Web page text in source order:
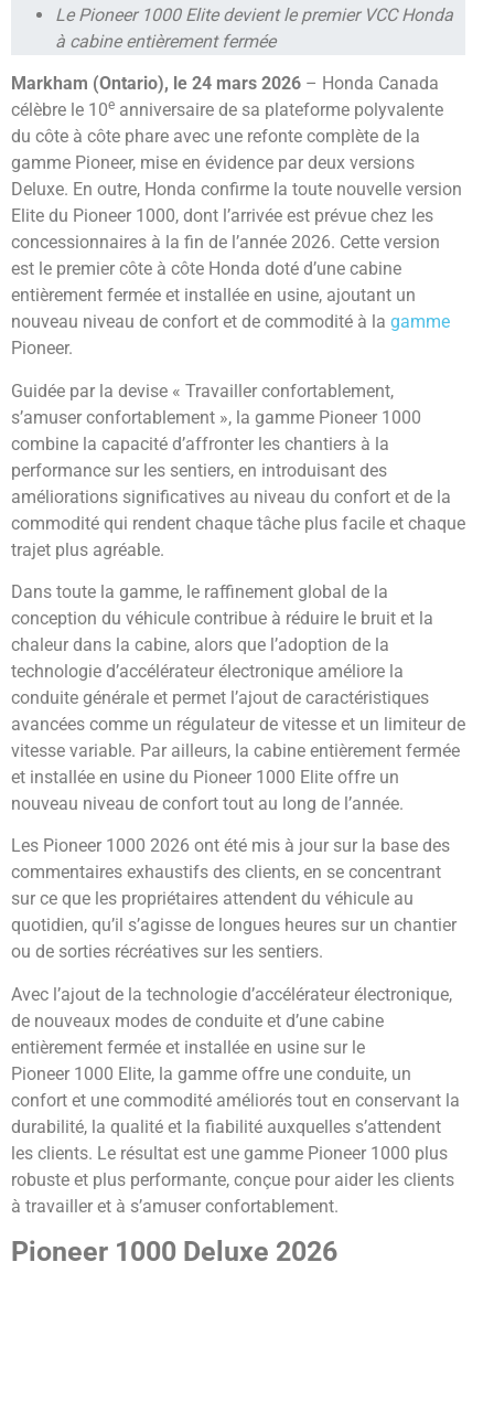
Le Pioneer 1000 Elite devient le premier VCC Honda
à cabine entièrement fermée
Markham (Ontario), le 24 mars 2026 – Honda Canada
célèbre le 10e anniversaire de sa plateforme polyvalente
du côte à côte phare avec une refonte complète de la
gamme Pioneer, mise en évidence par deux versions
Deluxe. En outre, Honda confirme la toute nouvelle version
Elite du Pioneer 1000, dont l’arrivée est prévue chez les
concessionnaires à la fin de l’année 2026. Cette version
est le premier côte à côte Honda doté d’une cabine
entièrement fermée et installée en usine, ajoutant un
nouveau niveau de confort et de commodité à la gamme
Pioneer.
Guidée par la devise « Travailler confortablement,
s’amuser confortablement », la gamme Pioneer 1000
combine la capacité d’affronter les chantiers à la
performance sur les sentiers, en introduisant des
améliorations significatives au niveau du confort et de la
commodité qui rendent chaque tâche plus facile et chaque
trajet plus agréable.
Dans toute la gamme, le raffinement global de la
conception du véhicule contribue à réduire le bruit et la
chaleur dans la cabine, alors que l’adoption de la
technologie d’accélérateur électronique améliore la
conduite générale et permet l’ajout de caractéristiques
avancées comme un régulateur de vitesse et un limiteur de
vitesse variable. Par ailleurs, la cabine entièrement fermée
et installée en usine du Pioneer 1000 Elite offre un
nouveau niveau de confort tout au long de l’année.
Les Pioneer 1000 2026 ont été mis à jour sur la base des
commentaires exhaustifs des clients, en se concentrant
sur ce que les propriétaires attendent du véhicule au
quotidien, qu’il s’agisse de longues heures sur un chantier
ou de sorties récréatives sur les sentiers.
Avec l’ajout de la technologie d’accélérateur électronique,
de nouveaux modes de conduite et d’une cabine
entièrement fermée et installée en usine sur le
Pioneer 1000 Elite, la gamme offre une conduite, un
confort et une commodité améliorés tout en conservant la
durabilité, la qualité et la fiabilité auxquelles s’attendent
les clients. Le résultat est une gamme Pioneer 1000 plus
robuste et plus performante, conçue pour aider les clients
à travailler et à s’amuser confortablement.
Pioneer 1000 Deluxe 2026